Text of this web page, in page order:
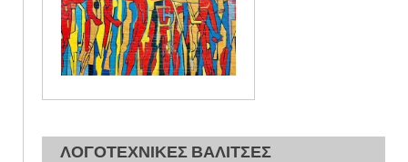
ΛΟΓΟΤΕΧΝΙΚΕΣ ΒΑΛΙΤΣΕΣ